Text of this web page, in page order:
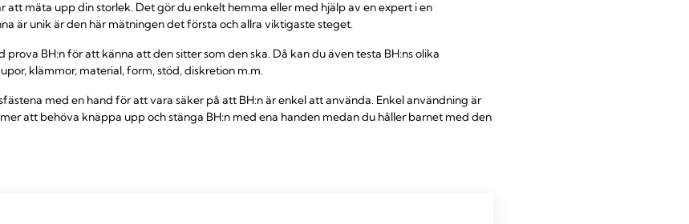
mäta upp din storlek. Det gör du enkelt hemma eller med hjälp av en expert i en
är unik är den här mätningen det första och allra viktigaste steget.
BH:n för att känna att den sitter som den ska. Då kan du även testa BH:ns olika
klämmor, material, form, stöd, diskretion m.m.
med en hand för att vara säker på att BH:n är enkel att använda. Enkel användning är
att behöva knäppa upp och stänga BH:n med ena handen medan du håller barnet med den